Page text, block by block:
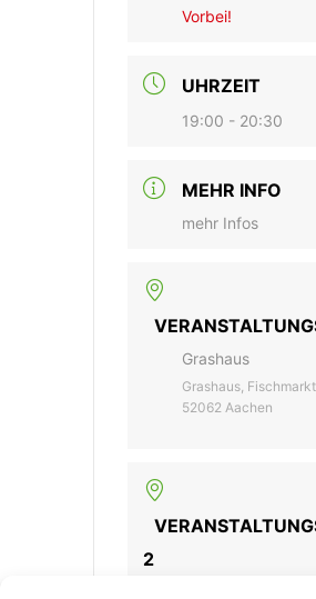
Vorbei!
UHRZEIT
19:00 - 20:30
MEHR INFO
mehr Infos
Grashaus
Grashaus,
52062 Aachen
2